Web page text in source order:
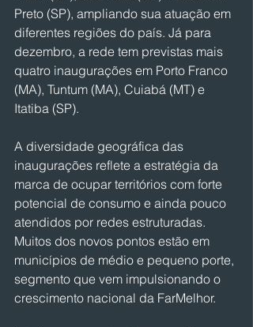
Preto (SP), ampliando sua atuação em
diferentes regiões do país. Já para
dezembro, a rede tem previstas mais
quatro inaugurações em Porto Franco
(MA), Tuntum (MA), Cuiabá (MT) e
Itatiba (SP).
A diversidade geográfica das
inaugurações reflete a estratégia da
marca de ocupar territórios com forte
potencial de consumo e ainda pouco
atendidos por redes estruturadas.
Muitos dos novos pontos estão em
municípios de médio e pequeno porte,
segmento que vem impulsionando o
crescimento nacional da FarMelhor.